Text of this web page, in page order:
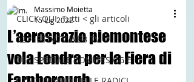
CLICK QUI: Tutti < gli articoli
12 - IESTV.TV WEB TV
01 - SPECIALE COMITES CGIE
L’aerospazio piemontese
vola Londra per la Fiera di
Massimo Moietta
15 lug 2022